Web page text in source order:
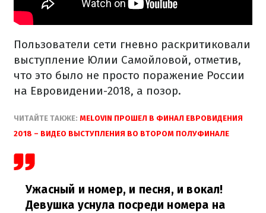
Пользователи сети гневно раскритиковали
выступление Юлии Самойловой, отметив,
что это было не просто поражение России
на Евровидении-2018, а позор.
ЧИТАЙТЕ ТАКЖЕ: MELOVIN ПРОШЕЛ В ФИНАЛ ЕВРОВИДЕНИЯ
2018 – ВИДЕО ВЫСТУПЛЕНИЯ ВО ВТОРОМ ПОЛУФИНАЛЕ
Ужасный и номер, и песня, и вокал!
Девушка уснула посреди номера на